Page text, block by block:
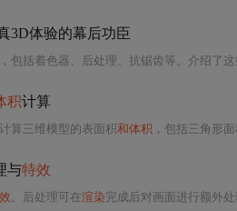
3D体验的幕后功臣
括着色器、后处理、抗锯齿等。介绍了这些技术如何将
积计算
计算三维模型的表面积和体积 ，包括三角形
与特效
。后处理可在渲染完成后对画面进行额外处理，如实现辉光效果。文中详细介绍了创建发光立